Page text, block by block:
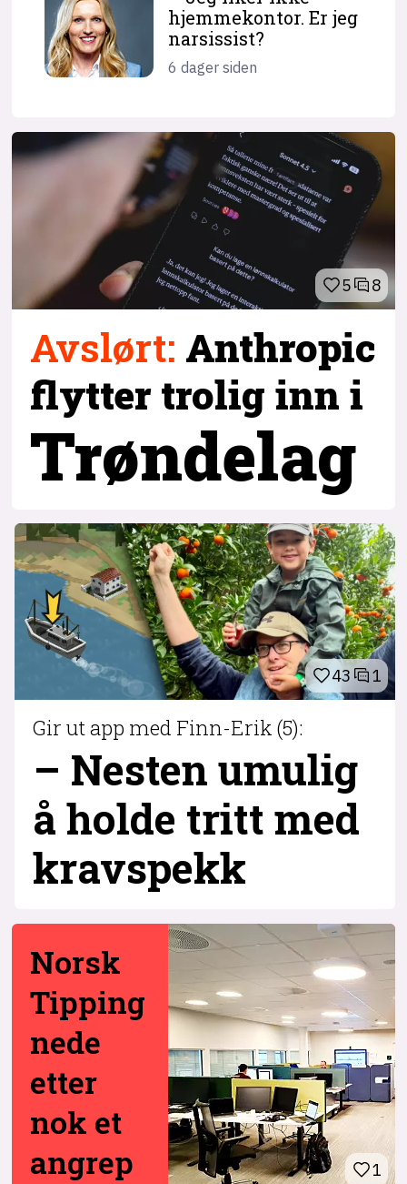
hjemme­kontor. Er jeg
narsissist?
6 dager siden
5 8
Avslørt: Anthropic
flytter trolig inn i
Trøndelag
43 1
Gir ut app med Finn-Erik (5):
– Nesten umulig
å holde tritt med
krav­spekk
1
Norsk
Tipping
nede
etter
nok et
angrep